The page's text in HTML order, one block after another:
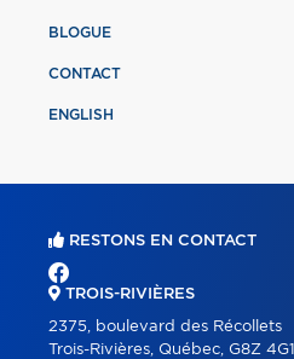
BLOGUE
CONTACT
ENGLISH
RESTONS EN CONTACT
TROIS-RIVIÈRES
2375, boulevard des Récollets
Trois-Rivières, Québec, G8Z 4G1